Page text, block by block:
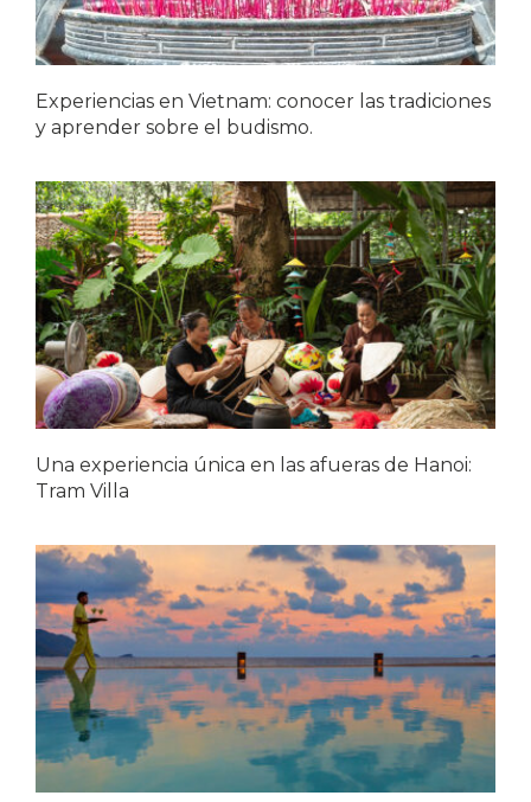
Experiencias en Vietnam: conocer las tradiciones
y aprender sobre el budismo.
Una experiencia única en las afueras de Hanoi:
Tram Villa